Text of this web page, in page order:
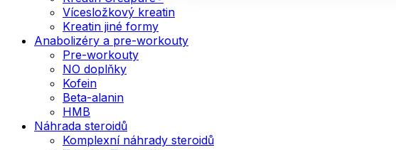
Vícesložkový kreatin
Kreatin jiné formy
Anabolizéry a pre-workouty
Pre-workouty
NO doplňky
Kofein
Beta-alanin
HMB
Náhrada steroidů
Komplexní náhrady steroidů